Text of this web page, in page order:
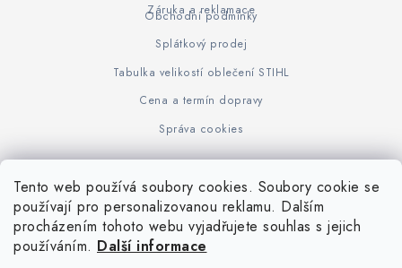
Tento web používá soubory cookies. Soubory cookie se
používají pro personalizovanou reklamu. Dalším
procházením tohoto webu vyjadřujete souhlas s jejich
používáním. Další informace
Záruka a reklamace
Obchodní podmínky
Splátkový prodej
Tabulka velikostí oblečení STIHL
Cena a termín dopravy
Správa cookies
www.KOVOJUHASZ.cz Výrobce STIHL STIHL Timbersport